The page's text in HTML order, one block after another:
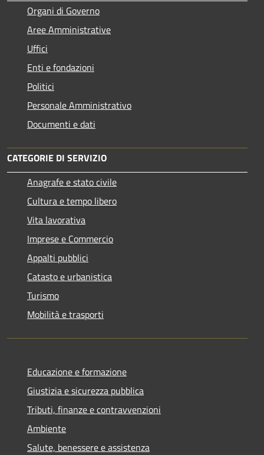
Organi di Governo
Aree Amministrative
Uffici
Enti e fondazioni
Politici
Personale Amministrativo
Documenti e dati
CATEGORIE DI SERVIZIO
Anagrafe e stato civile
Cultura e tempo libero
Vita lavorativa
Imprese e Commercio
Appalti pubblici
Catasto e urbanistica
Turismo
Mobilità e trasporti
Educazione e formazione
Giustizia e sicurezza pubblica
Tributi, finanze e contravvenzioni
Ambiente
Salute, benessere e assistenza